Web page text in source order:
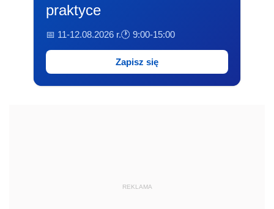
praktyce
📅 11-12.08.2026 r.🕐 9:00-15:00
Zapisz się
REKLAMA